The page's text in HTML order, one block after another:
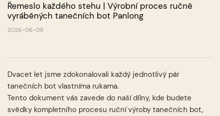
Řemeslo každého stehu | Výrobní proces ručně
vyráběných tanečních bot Panlong
2026-06-08
Dvacet let jsme zdokonalovali každý jednotlivý pár
tanečních bot vlastníma rukama.
Tento dokument vás zavede do naší dílny, kde budete
svědky kompletního procesu ruční výroby tanečních bot,